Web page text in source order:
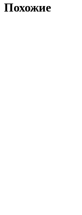
Похожие